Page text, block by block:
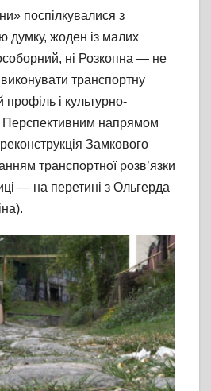
поспілкувалися з
думку, жоден із малих
ні Розкопна — не
транспортну
профіль і культурно-
Перспективним напрямом
Замкового
транспортної розв’язки
— на перетині з Ольгерда